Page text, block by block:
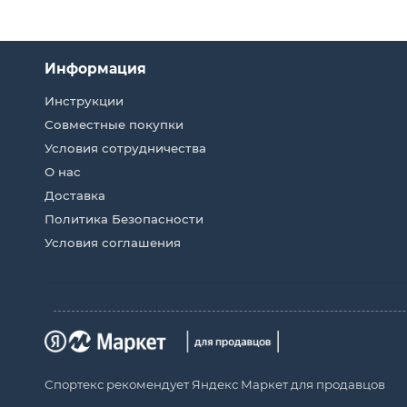
Информация
Инструкции
Совместные покупки
Условия сотрудничества
О нас
Доставка
Политика Безопасности
Условия соглашения
Спортекс рекомендует Яндекс Маркет для продавцов